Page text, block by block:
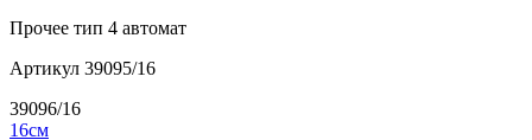
Прочее тип 4 автомат
Артикул 39095/16
39096/16
16см